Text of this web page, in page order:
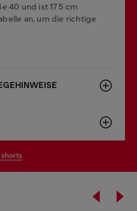
40 und ist 175 cm
an, um die richtige
shorts